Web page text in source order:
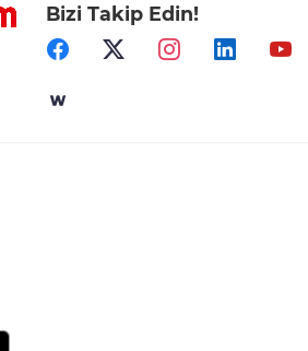
Bizi Takip Edin!